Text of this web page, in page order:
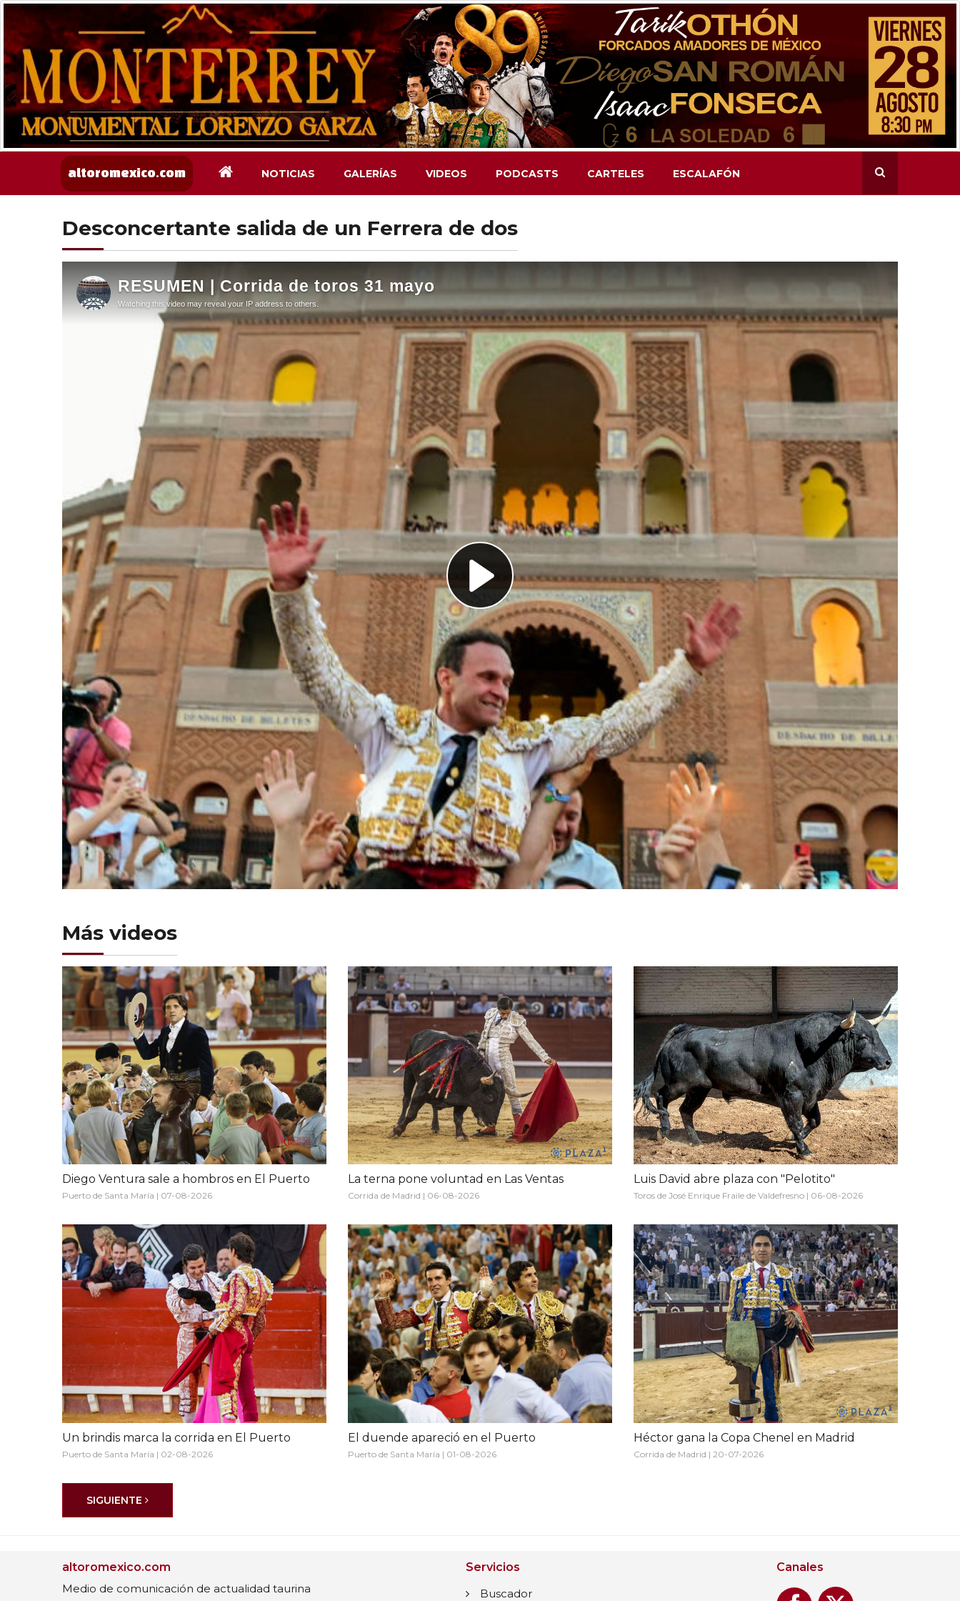
altoromexico.com NOTICIAS GALERÍAS VIDEOS PODCASTS CARTELES ESCALAFÓN
Desconcertante salida de un Ferrera de dos
Más videos
Diego Ventura sale a hombros en El Puerto
Puerto de Santa María | 07-08-2026
La terna pone voluntad en Las Ventas
Corrida de Madrid | 06-08-2026
Luis David abre plaza con "Pelotito"
Toros de José Enrique Fraile de Valdefresno | 06-08-2026
Un brindis marca la corrida en El Puerto
Puerto de Santa María | 02-08-2026
El duende apareció en el Puerto
Puerto de Santa María | 01-08-2026
Héctor gana la Copa Chenel en Madrid
Corrida de Madrid | 20-07-2026
SIGUIENTE
altoromexico.com
Medio de comunicación de actualidad taurina
Servicios
Buscador
Canales